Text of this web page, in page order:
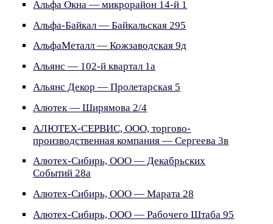
Альфа Окна — микрорайон 14-й 1
Альфа-Байкал — Байкальская 295
АльфаМеталл — Кожзаводская 9д
Альянс — 102-й квартал 1а
Альянс Декор — Пролетарская 5
Алютек — Ширямова 2/4
АЛЮТЕХ-СЕРВИС, ООО, торгово-
производственная компания — Сергеева 3в
Алютех-Сибирь, ООО — Декабрьских
Событий 28а
Алютех-Сибирь, ООО — Марата 28
Алютех-Сибирь, ООО — Рабочего Штаба 95